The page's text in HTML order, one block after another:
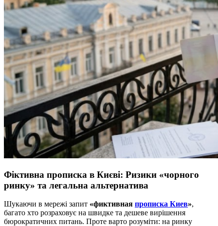
Фіктивна прописка в Києві: Ризики «чорного
ринку» та легальна альтернатива
Шукаючи в мережі запит «фиктивная прописка Киев»,
багато хто розраховує на швидке та дешеве вирішення
бюрократичних питань. Проте варто розуміти: на ринку